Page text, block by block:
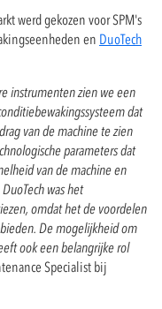
werd gekozen voor SPM's
en DuoTech
instrumenten zien we een
dat
van de machine te zien
parameters dat
van de machine en
was het
omdat het de voordelen
De mogelijkheid om
ook een belangrijke rol
Specialist bij